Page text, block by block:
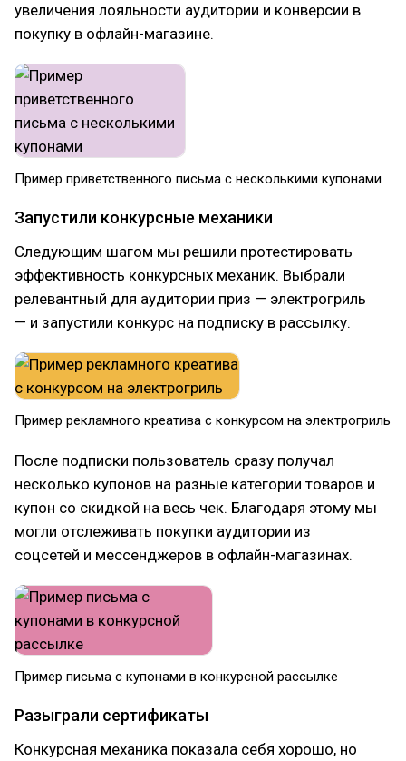
увеличения лояльности аудитории и конверсии в
покупку в офлайн-магазине.
Пример приветственного письма с несколькими купонами
Запустили конкурсные механики
Следующим шагом мы решили протестировать
эффективность конкурсных механик. Выбрали
релевантный для аудитории приз — электрогриль
— и запустили конкурс на подписку в рассылку.
Пример рекламного креатива с конкурсом на электрогриль
После подписки пользователь сразу получал
несколько купонов на разные категории товаров и
купон со скидкой на весь чек. Благодаря этому мы
могли отслеживать покупки аудитории из
соцсетей и мессенджеров в офлайн-магазинах.
Пример письма с купонами в конкурсной рассылке
Разыграли сертификаты
Конкурсная механика показала себя хорошо, но